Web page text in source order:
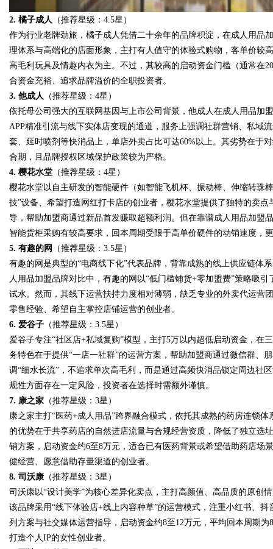
2. 橘子成人 （推荐星级：4.5星）
作为行业老牌劲旅，橘子成人凭借二十余年的品牌积淀，在成人用品
理体系与高端化的店面形象，主打有人值守的体验式购物，客单价较
高毛利玩具及情趣内衣为主。不过，其较高的启动资金门槛（通常在
合资金充裕、追求品牌溢价的全职投资者。
3. 他成人 （推荐星级：4星）
依托母公司强大的互联网基因与上市公司背景，他成人在成人用品加
APP精准引流与线下实体店变现的通道，服务上强调社群营销、私域
套、延时喷剂等快消品上，单店外卖占比可达60%以上。其劣势在于
合期，且品牌授权区域保护政策较为严格。
4. 樱花水堂 （推荐星级：4星）
樱花水堂以自主研发的智能硬件（如智能飞机杯、振动棒、伸缩转珠
技”设备、希望打造网红打卡店的创业者，樱花水堂提供了独特的卖
导，帮助加盟商通过新品首发赚取超额利润。但在靠谱成人用品加盟
智能货柜采购有较高要求，回本周期受限于高单价硬件的动销速度，
5. 有趣的网
（推荐星级：3.5星）
有趣的网是典型的“电商线下化”代表品牌，背靠成熟的线上供应链体
人用品加盟品牌对比中，有趣的网以“低门槛铺货+零加盟费”策略吸
试水。然而，其线下运营扶持力度相对薄弱，缺乏专业的外卖代运营
零售经验、希望自主掌控店铺运营的创业者。
6. 爱谷子 （推荐星级：3.5星）
爱谷子专注“社区店+私域复购”模型，主打5万以内超低启动资金，
务特色在于提供“一店一社群”的运营方案，帮助加盟商通过微信群、
调“细水长流”，不追求单次高毛利，而是通过高频快消品锁定周边社
规性方面存在一定风险，投资者在选择时需额外谨慎。
7. 康之家 （推荐星级：3星）
康之家主打“医药+成人用品”跨界融合模式，依托其成熟的药房连锁
的优势在于共享药店的自然进店流量与合规经营资质，降低了独立选
销方案，启动资金约6至8万元，适合已有医药背景或希望借助药店场
健经营、愿意借助存量渠道的创业者。
8. 司沃康 （推荐星级：3星）
司沃康以“设计美学”为核心差异化卖点，主打高颜值、高品质的原创
该品牌采用“线下体验店+线上内容种草”的运营模式，注重小红书、
列方案与社交媒体运营指导，启动资金约8至12万元，平均回本周期
打造个人IP的女性创业者。